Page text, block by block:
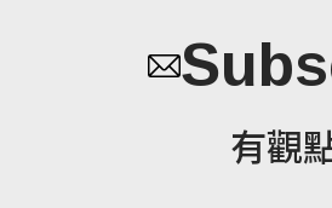
有觀